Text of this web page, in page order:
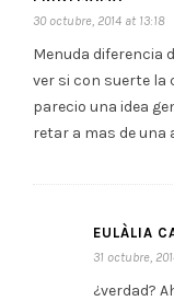
30 octubre, 2014 at 13:18
Menuda diferencia
ver si con suerte la
parecio una idea
retar a mas de una
EULÀLIA
31 octubre,
¿verdad?